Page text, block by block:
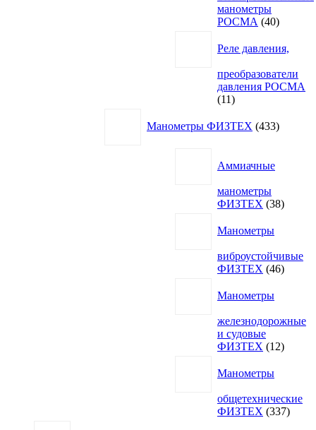
манометры
РОСМА
4040
Реле давления,
преобразователи
давления РОСМА
1111
Манометры ФИЗТЕХ 433товара
Аммиачные
манометры
ФИЗТЕХ 3838
Манометры
виброустойчивые
ФИЗТЕХ 4646
Манометры
железнодорожные
и судовые
ФИЗТЕХ
1212
Манометры
общетехнические
ФИЗТЕХ 337337